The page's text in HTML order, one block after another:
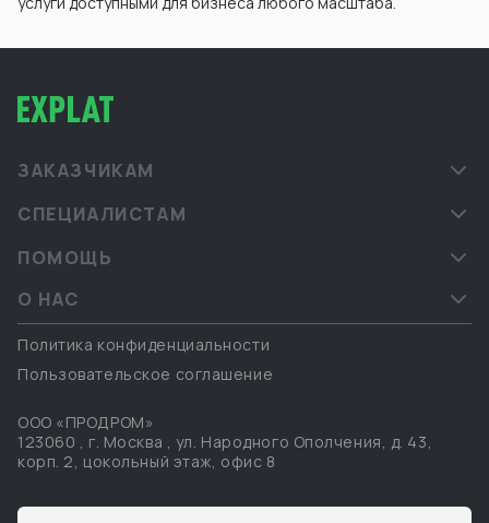
ЗАКАЗЧИКАМ
СПЕЦИАЛИСТАМ
ПОМОЩЬ
О НАС
Политика конфиденциальности
Пользовательское соглашение
ООО «ПРОДРОМ»
123060 , г. Москва , ул. Народного Ополчения, д. 43,
корп. 2, цокольный этаж, офис 8